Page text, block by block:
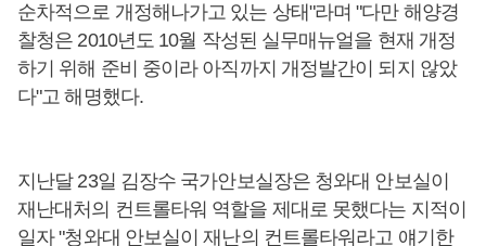
순차적으로 개정해나가고 있는 상태"라며 "다만 해양경
찰청은 2010년도 10월 작성된 실무매뉴얼을 현재 개정
하기 위해 준비 중이라 아직까지 개정발간이 되지 않았
다"고 해명했다.
지난달 23일 김장수 국가안보실장은 청와대 안보실이
재난대처의 컨트롤타워 역할을 제대로 못했다는 지적이
일자 "청와대 안보실이 재난의 컨트롤타워라고 얘기한